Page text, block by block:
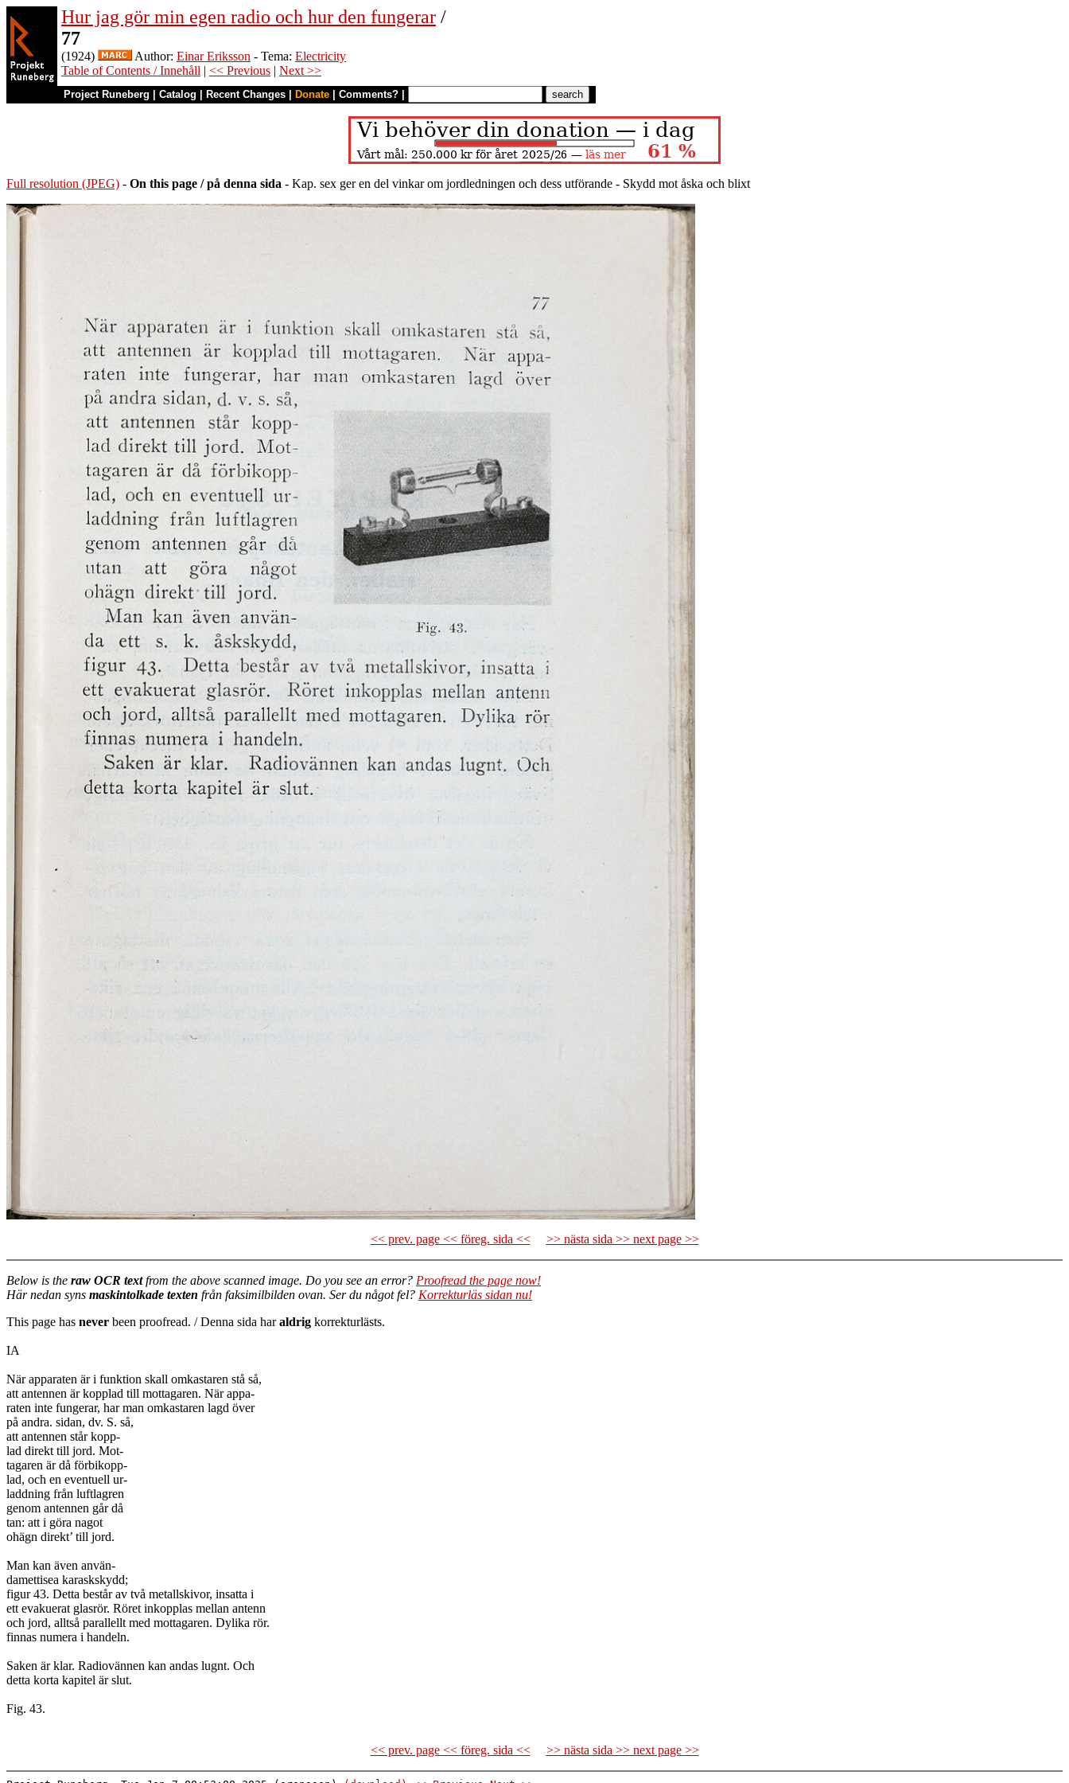
Hur jag gör min egen radio och hur den fungerar /
77
(1924) Author: Einar Eriksson - Tema: Electricity
Table of Contents / Innehåll | << Previous | Next >>
Project Runeberg Catalog Recent Changes Donate Comments?
Full resolution (JPEG) - On this page / på denna sida - Kap. sex ger en del vinkar om jordledningen och dess utförande - Skydd mot åska och blixt
<< prev. page << föreg. sida << >> nästa sida >> next page >>
Below is the raw OCR textfrom the above scanned image. Do you see an error? Proofread the page now!
Här nedan syns maskintolkade texten från faksimilbilden ovan. Ser du något fel? Korrekturläs sidan nu!
This page has never been proofread. / Denna sida haraldrig korrekturlästs.
IA
När apparaten är i funktion skall omkastaren stå så,
att antennen är kopplad till mottagaren. När appa-
raten inte fungerar, har man omkastaren lagd över
på andra. sidan, dv. S. så,
att antennen står kopp-
lad direkt till jord. Mot-
tagaren är då förbikopp-
lad, och en eventuell ur-
laddning från luftlagren
genom antennen går då
tan: att i göra nagot
ohägn direkt’ till jord.
Man kan även använ-
damettisea karaskskydd;
figur 43. Detta består av två metallskivor, insatta i
ett evakuerat glasrör. Röret inkopplas mellan antenn
och jord, alltså parallellt med mottagaren. Dylika rör.
finnas numera i handeln.
Saken är klar. Radiovännen kan andas lugnt. Och
detta korta kapitel är slut.
Fig. 43.
<< prev. page << föreg. sida << >> nästa sida >> next page >>